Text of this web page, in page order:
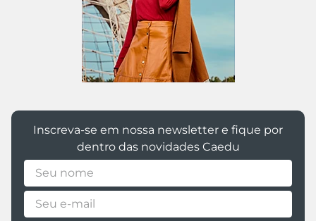
Inscreva-se em nossa newsletter e fique por
dentro das novidades Caedu